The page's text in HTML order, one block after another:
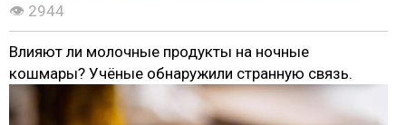
👁 2944
Влияют ли молочные продукты на ночные
кошмары? Учёные обнаружили странную связь.